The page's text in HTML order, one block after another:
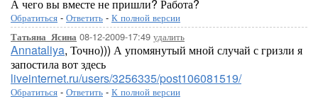
А чего вы вместе не пришли? Работа?
Обратиться - Ответить - К полной версии
Татьяна_Ясина 08-12-2009-17:49 удалить
Annataliya, Точно))) А упомянутый мной случай с гризли я
запостила вот здесь
liveinternet.ru/users/3256335/post106081519/
Обратиться - Ответить - К полной версии